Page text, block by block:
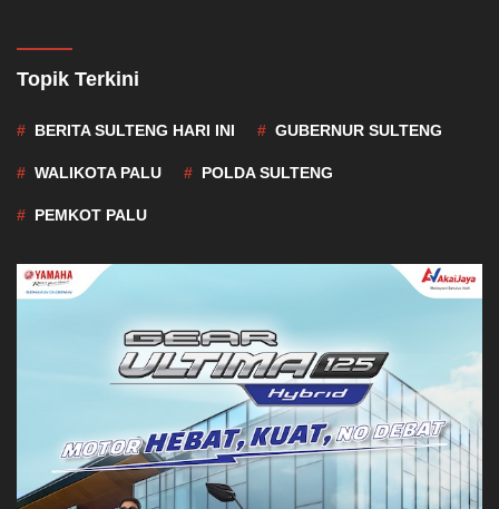
Topik Terkini
BERITA SULTENG HARI INI GUBERNUR SULTENG
WALIKOTA PALU POLDA SULTENG
PEMKOT PALU